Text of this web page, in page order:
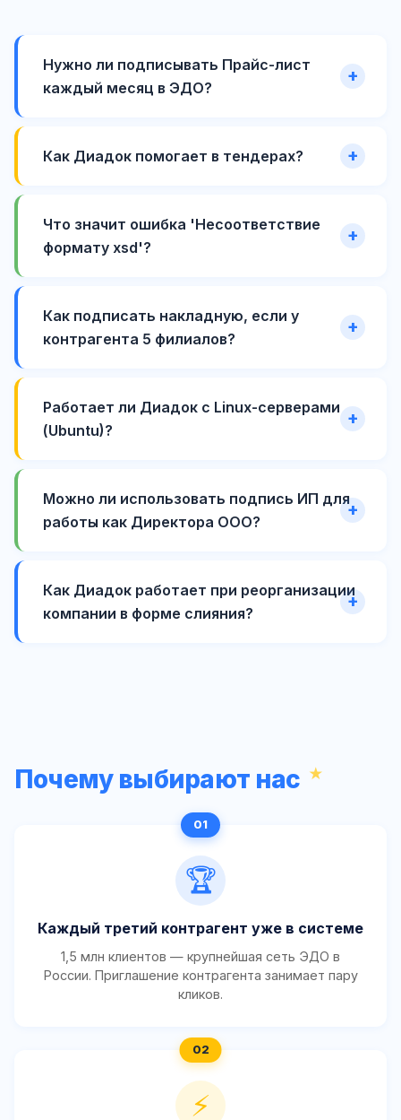
Нужно ли подписывать Прайс-лист
каждый месяц в ЭДО?
Как Диадок помогает в тендерах?
Что значит ошибка 'Несоответствие
формату xsd'?
Как подписать накладную, если у
контрагента 5 филиалов?
Работает ли Диадок с Linux-серверами
(Ubuntu)?
Можно ли использовать подпись ИП для
работы как Директора ООО?
Как Диадок работает при реорганизации
компании в форме слияния?
Почему выбирают нас
🏆
Каждый третий контрагент уже в системе
1,5 млн клиентов — крупнейшая сеть ЭДО в
России. Приглашение контрагента занимает пару
кликов.
⚡